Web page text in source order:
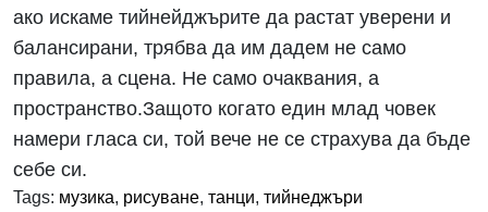
ако искаме тийнейджърите да растат уверени и
балансирани, трябва да им дадем не само
правила, а сцена. Не само очаквания, а
пространство.Защото когато един млад човек
намери гласа си, той вече не се страхува да бъде
себе си.
Tags: музика, рисуване, танци, тийнеджъри